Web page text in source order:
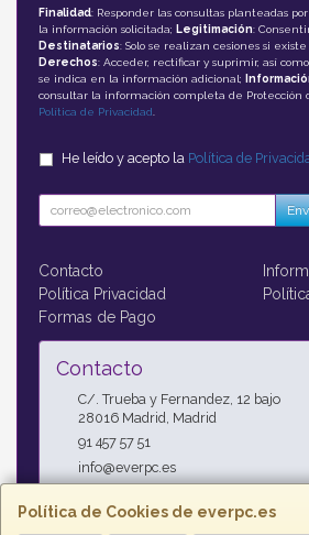
Política de Cookies de everpc.es
Finalidad: Responder las consultas planteadas
la información solicitada; Legitimación:
Destinatarios: Solo se realizan cesiones si
Derechos: Acceder, rectificar y suprimir, así
se indica en la información adicional;
consultar la información completa de Protección
Política de Privacidad.
He leído y acepto la Política de
Contacto
Política Privacidad
Formas de Pago
Contacto
C/. Trueba y Fernandez, 12 bajo
28016 Madrid, Madrid
91 457 57 51
info@everpc.es